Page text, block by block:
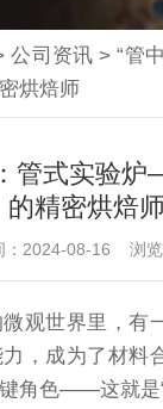
公司资讯 > “管
烘焙师
管式实验
的精密烘焙师
：2024-08-16 浏
世界里，有
，成为了材料
角色——这就是